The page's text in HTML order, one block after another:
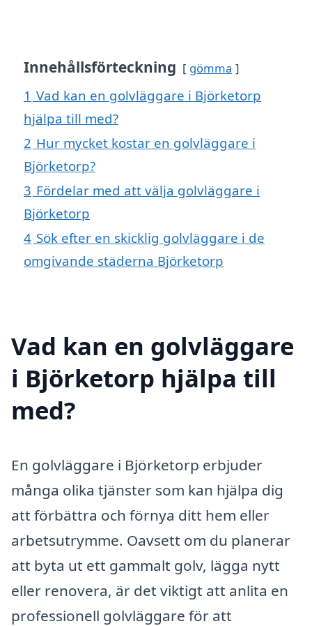
Innehållsförteckning gömma
1 Vad kan en golvläggare i Björketorp
hjälpa till med?
2 Hur mycket kostar en golvläggare i
Björketorp?
3 Fördelar med att välja golvläggare i
Björketorp
4 Sök efter en skicklig golvläggare i de
omgivande städerna Björketorp
Vad kan en golvläggare
i Björketorp hjälpa till
med?
En golvläggare i Björketorp erbjuder
många olika tjänster som kan hjälpa dig
att förbättra och förnya ditt hem eller
arbetsutrymme. Oavsett om du planerar
att byta ut ett gammalt golv, lägga nytt
eller renovera, är det viktigt att anlita en
professionell golvläggare för att